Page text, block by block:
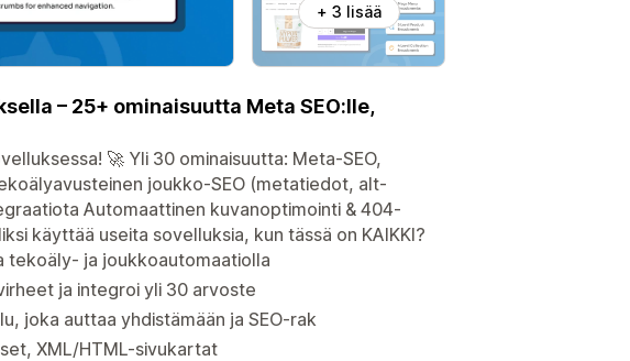
+ 3 lisää
– 25+ ominaisuutta Meta SEO:lle,
🚀 Yli 30 ominaisuutta: Meta-SEO,
joukko-SEO (metatiedot, alt-
Automaattinen kuvanoptimointi & 404-
käyttää useita sovelluksia, kun tässä on KAIKKI?
tekoäly- ja joukkoautomaatiolla
ja integroi yli 30 arvoste
joka auttaa yhdistämään ja SEO-rak
XML/HTML-sivukartat